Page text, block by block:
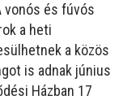
vonós és fúvós
a heti
a közös
is adnak június
Házban 17